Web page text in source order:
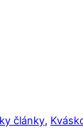
články,